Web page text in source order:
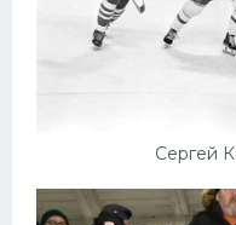
Сергей